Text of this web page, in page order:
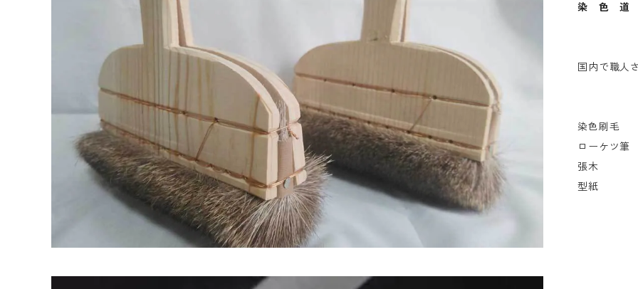
染 色 道
国内で職人
染色刷毛
ローケツ筆
張木
型紙